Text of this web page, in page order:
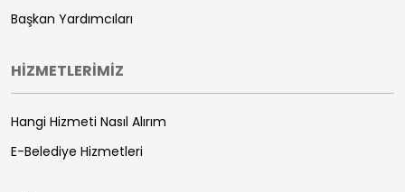
Başkan Yardımcıları
HİZMETLERİMİZ
Hangi Hizmeti Nasıl Alırım
E-Belediye Hizmetleri